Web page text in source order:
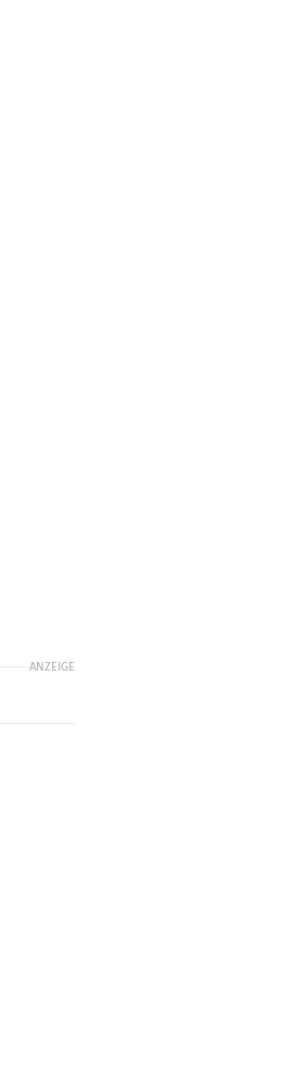
ANZEIGE